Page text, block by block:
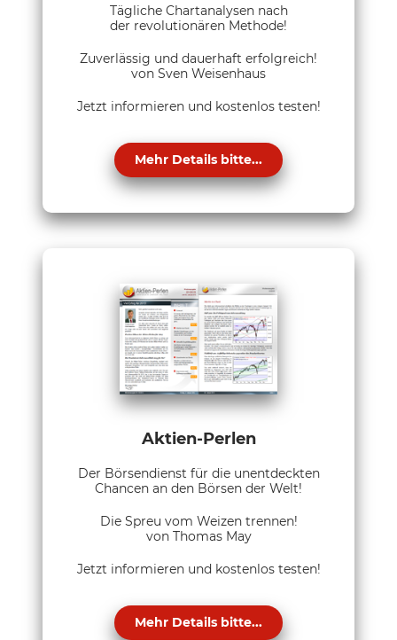
Tägliche Chartanalysen nach
der revolutionären Methode!
Zuverlässig und dauerhaft erfolgreich!
von Sven Weisenhaus
Jetzt informieren und kostenlos testen!
Mehr Details bitte...
Aktien-Perlen
Der Börsendienst für die unentdeckten
Chancen an den Börsen der Welt!
Die Spreu vom Weizen trennen!
von Thomas May
Jetzt informieren und kostenlos testen!
Mehr Details bitte...